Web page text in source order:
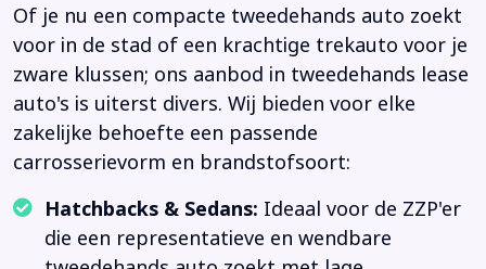
Of je nu een compacte tweedehands auto zoekt
voor in de stad of een krachtige trekauto voor je
zware klussen; ons aanbod in tweedehands lease
auto's is uiterst divers. Wij bieden voor elke
zakelijke behoefte een passende
carrosserievorm en brandstofsoort:
Hatchbacks & Sedans: Ideaal voor de ZZP'er
die een representatieve en wendbare